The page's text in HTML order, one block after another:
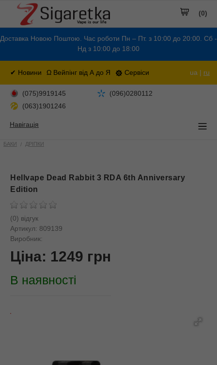
Доставка Новою Поштою. Час роботи Пн – Пт. з 10:00 до 20:00. Сб -
Нд з 10:00 до 18:00
✔ Новини Ω Вейпінг від А до Я Сервіси ua | ru
(0)
(075)9919145
(096)0280112
(063)1901246
Навігація
БАКИ ДРІПКИ
Hellvape Dead Rabbit 3 RDA 6th Anniversary
Edition
(0) відгук
Артикул: 809139
Виробник:
Ціна: 1249 грн
В наявності